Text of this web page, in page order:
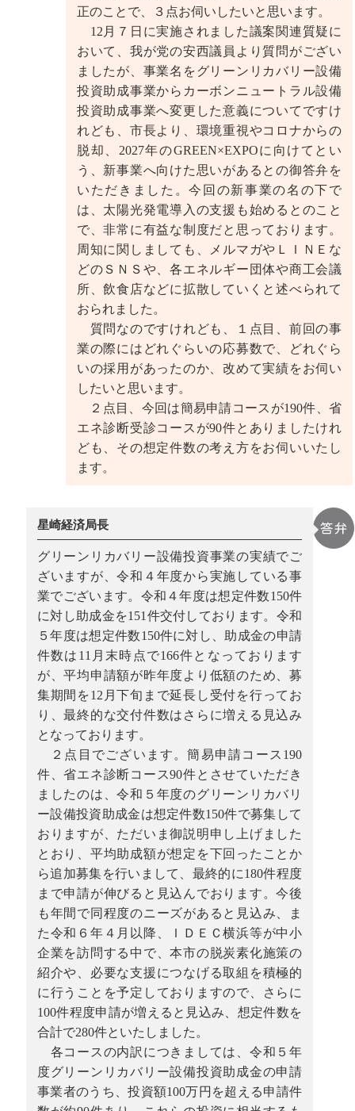
正のことで、３点お伺いしたいと思います。
12月７日に実施されました議案関連質疑に
おいて、我が党の安西議員より質問がござい
ましたが、事業名をグリーンリカバリー設備
投資助成事業からカーボンニュートラル設備
投資助成事業へ変更した意義についてですけ
れども、市長より、環境重視やコロナからの
脱却、2027年のGREEN×EXPOに向けてとい
う、新事業へ向けた思いがあるとの御答弁を
いただきました。今回の新事業の名の下で
は、太陽光発電導入の支援も始めるとのこと
で、非常に有益な制度だと思っております。
周知に関しましても、メルマガやＬＩＮＥな
どのＳＮＳや、各エネルギー団体や商工会議
所、飲食店などに拡散していくと述べられて
おられました。
質問なのですけれども、１点目、前回の事
業の際にはどれぐらいの応募数で、どれぐら
いの採用があったのか、改めて実績をお伺い
したいと思います。
２点目、今回は簡易申請コースが190件、省
エネ診断受診コースが90件とありましたけれ
ども、その想定件数の考え方をお伺いいたし
ます。
星崎経済局長
グリーンリカバリー設備投資事業の実績でご
ざいますが、令和４年度から実施している事
業でございます。令和４年度は想定件数150件
に対し助成金を151件交付しております。令和
５年度は想定件数150件に対し、助成金の申請
件数は11月末時点で166件となっております
が、平均申請額が昨年度より低額のため、募
集期間を12月下旬まで延長し受付を行ってお
り、最終的な交付件数はさらに増える見込み
となっております。
２点目でございます。簡易申請コース190
件、省エネ診断コース90件とさせていただき
ましたのは、令和５年度のグリーンリカバリ
ー設備投資助成金は想定件数150件で募集して
おりますが、ただいま御説明申し上げました
とおり、平均助成額が想定を下回ったことか
ら追加募集を行いまして、最終的に180件程度
まで申請が伸びると見込んでおります。今後
も年間で同程度のニーズがあると見込み、ま
た令和６年４月以降、ＩＤＥＣ横浜等が中小
企業を訪問する中で、本市の脱炭素化施策の
紹介や、必要な支援につなげる取組を積極的
に行うことを予定しておりますので、さらに
100件程度申請が増えると見込み、想定件数を
合計で280件といたしました。
各コースの内訳につきましては、令和５年
度グリーンリカバリー設備投資助成金の申請
事業者のうち、投資額100万円を超える申請件